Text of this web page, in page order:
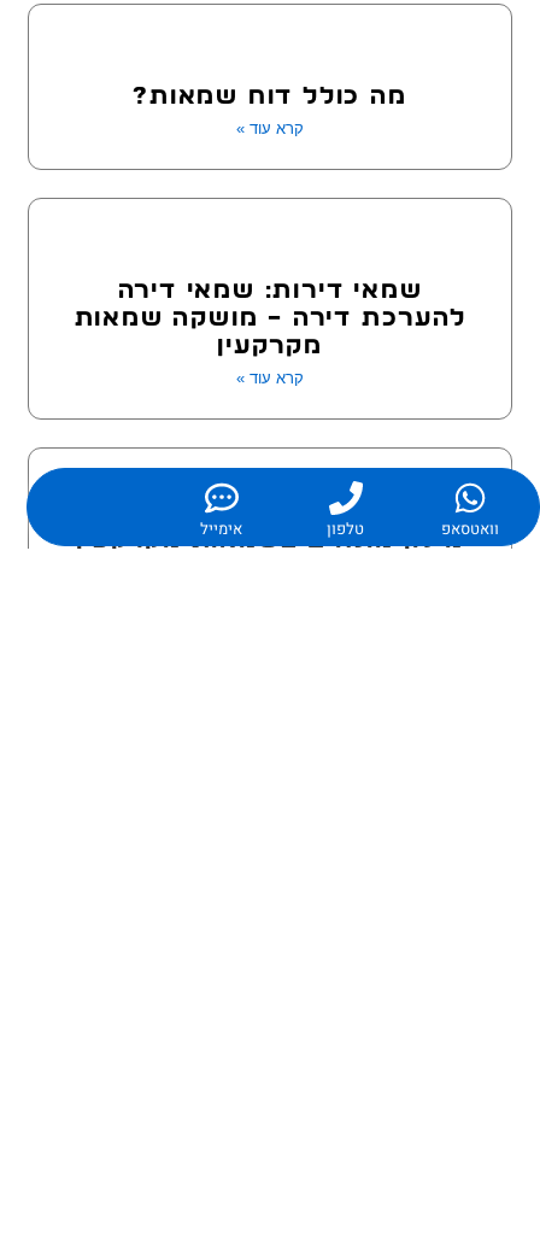
מה כולל דוח שמאות?
קרא עוד »
שמאי דירות: שמאי דירה
להערכת דירה – מושקה שמאות
מקרקעין
קרא עוד »
מילון מונחים בשמאות מקרקעיןוואטסאפ טלפון אימייל